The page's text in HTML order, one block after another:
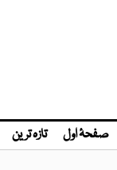
صفحۂ اول تازہ ترین